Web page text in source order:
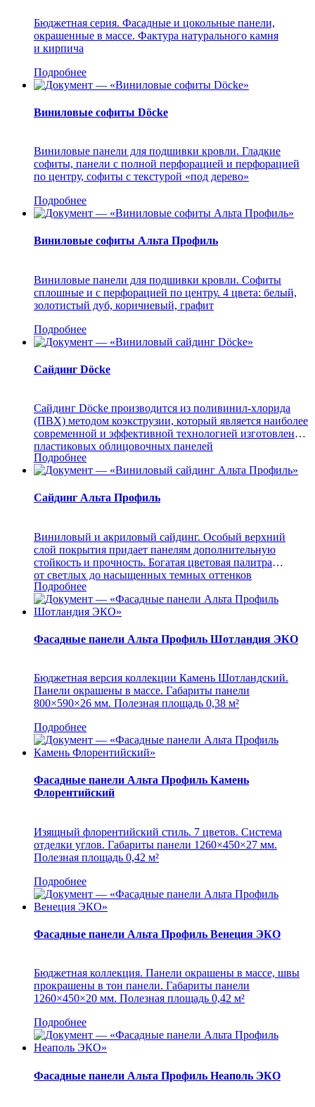
Бюджетная серия. Фасадные и цокольные панели,
окрашенные в массе. Фактура натурального камня
и кирпича
Подробнее
Виниловые софиты Döcke
Виниловые панели для подшивки кровли. Гладкие
софиты, панели с полной перфорацией и перфорацией
по центру, софиты с текстурой «под дерево»
Подробнее
Виниловые софиты Альта Профиль
Виниловые панели для подшивки кровли. Софиты
сплошные и с перфорацией по центру. 4 цвета: белый,
золотистый дуб, коричневый, графит
Подробнее
Сайдинг Döcke
Сайдинг Döcke производится из поливинил-хлорида
(ПВХ) методом коэкструзии, который является наиболее
современной и эффективной технологией изготовления
пластиковых облицовочных панелей
Подробнее
Сайдинг Альта Профиль
Виниловый и акриловый сайдинг. Особый верхний
слой покрытия придает панелям дополнительную
стойкость и прочность. Богатая цветовая палитра
от светлых до насыщенных темных оттенков
Подробнее
Фасадные панели Альта Профиль Шотландия ЭКО
Бюджетная версия коллекции Камень Шотландский.
Панели окрашены в массе. Габариты панели
800×590×26 мм. Полезная площадь 0,38 м²
Подробнее
Фасадные панели Альта Профиль Камень
Флорентийский
Изящный флорентийский стиль. 7 цветов. Система
отделки углов. Габариты панели 1260×450×27 мм.
Полезная площадь 0,42 м²
Подробнее
Фасадные панели Альта Профиль Венеция ЭКО
Бюджетная коллекция. Панели окрашены в массе, швы
прокрашены в тон панели. Габариты панели
1260×450×20 мм. Полезная площадь 0,42 м²
Подробнее
Фасадные панели Альта Профиль Неаполь ЭКО